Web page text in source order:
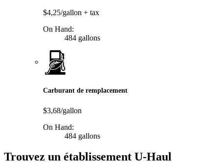
$4,25/gallon + tax
On Hand:
484 gallons
Carburant de remplacement
$3,68/gallon
On Hand:
484 gallons
Trouvez un établissement U-Haul